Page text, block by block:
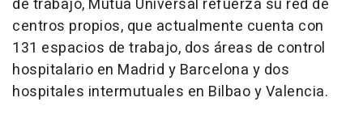
centros propios, que actualmente cuenta con
131 espacios de trabajo, dos áreas de control
hospitalario en Madrid y Barcelona y dos
hospitales intermutuales en Bilbao y Valencia.